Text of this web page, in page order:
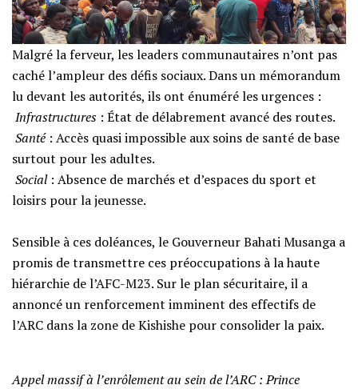
Malgré la ferveur, les leaders communautaires n’ont pas
caché l’ampleur des défis sociaux. Dans un mémorandum
lu devant les autorités, ils ont énuméré les urgences :
Infrastructures : État de délabrement avancé des routes.
Santé: Accès quasi impossible aux soins de santé de base
surtout pour les adultes.
Social: Absence de marchés et d’espaces du sport et
loisirs pour la jeunesse.
‎​Sensible à ces doléances, le Gouverneur Bahati Musanga a
promis de transmettre ces préoccupations à la haute
hiérarchie de l’AFC-M23. Sur le plan sécuritaire, il a
annoncé un renforcement imminent des effectifs de
l’ARC dans la zone de Kishishe pour consolider la paix.
Appel massif à l’enrôlement au sein de l’ARC : Prince